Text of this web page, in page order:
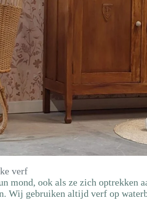
verf
mond, ook als ze zich optrekken
Wij gebruiken altijd verf op